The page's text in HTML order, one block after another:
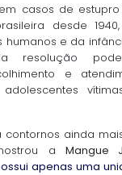
casos de
desde
humanos e da
resolução pode
e
contornos ainda
a Mangue
apenas uma